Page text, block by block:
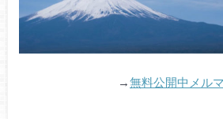
→無料公開中メル